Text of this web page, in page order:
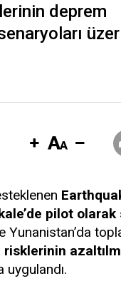
deprem
pilot
Yunanistan’da
uygulandı.